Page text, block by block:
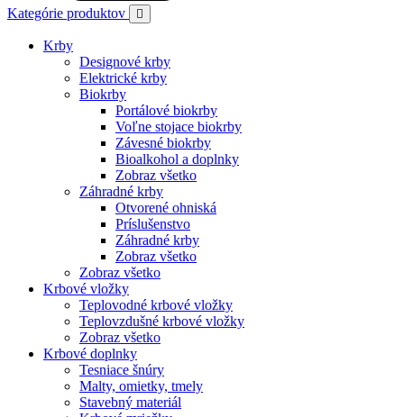
Kategórie produktov
Krby
Designové krby
Elektrické krby
Biokrby
Portálové biokrby
Voľne stojace biokrby
Závesné biokrby
Bioalkohol a doplnky
Zobraz všetko
Záhradné krby
Otvorené ohniská
Príslušenstvo
Záhradné krby
Zobraz všetko
Zobraz všetko
Krbové vložky
Teplovodné krbové vložky
Teplovzdušné krbové vložky
Zobraz všetko
Krbové doplnky
Tesniace šnúry
Malty, omietky, tmely
Stavebný materiál